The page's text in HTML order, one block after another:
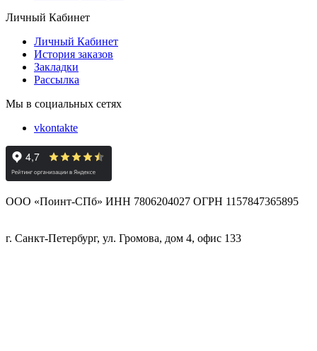
Личный Кабинет
Личный Кабинет
История заказов
Закладки
Рассылка
Мы в социальных сетях
vkontakte
ООО «Поинт-СПб» ИНН 7806204027 ОГРН 1157847365895
г. Санкт-Петербург, ул. Громова, дом 4, офис 133